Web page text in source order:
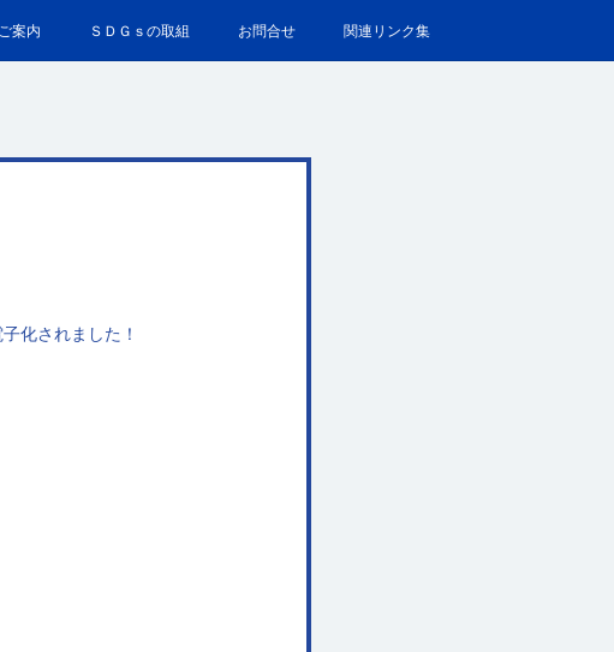
案内 ＳＤＧｓの取組 お問合せ 関連リンク集
化されました！